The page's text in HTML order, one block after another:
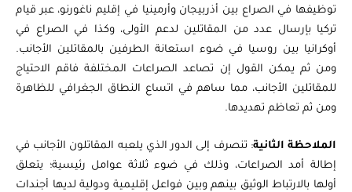
توظيفها في الصراع بين أذربيجان وأرمينيا في إقليم ناغورنو، عبر قيام
تركيا بإرسال عدد من المقاتلين لدعم الأولى، وكذا في الصراع في
أوكرانيا بين روسيا في ضوء استعانة الطرفين بالمقاتلين الأجانب.
ومن ثم يمكن القول إن تصاعد الصراعات المختلفة فاقم الاحتياج
للمقاتلين الأجانب، مما ساهم في اتساع النطاق الجغرافي للظاهرة
ومن ثم تعاظم تهديدها.
الملاحظة الثانية: تنصرف إلى الدور الذي يلعبه المقاتلون الأجانب في
إطالة أمد الصراعات، وذلك في ضوء ثلاثة عوامل رئيسية؛ يتعلق
أولها بالارتباط الوثيق بينهم وبين فواعل إقليمية ودولية لديها أجندات